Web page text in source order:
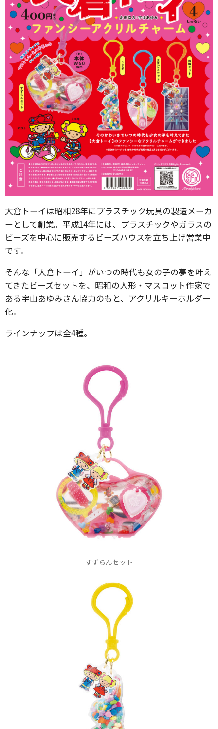
大倉トーイは昭和28年にプラスチック玩具の製造メーカ
ーとして創業。平成14年には、プラスチックやガラスの
ビーズを中心に販売するビーズハウスを立ち上げ営業中
です。
そんな「大倉トーイ」がいつの時代も女の子の夢を叶え
てきたビーズセットを、昭和の人形・マスコット作家で
ある宇山あゆみさん協力のもと、アクリルキーホルダー
化。
ラインナップは全4種。
すずらんセット